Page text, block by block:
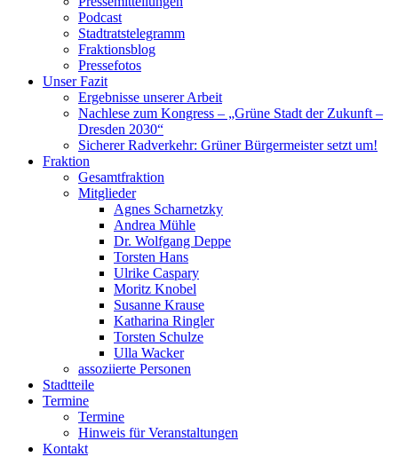
Podcast
Stadtratstelegramm
Fraktionsblog
Pressefotos
Unser Fazit
Ergebnisse unserer Arbeit
Nachlese zum Kongress – „Grüne Stadt der Zukunft –
Dresden 2030“
Sicherer Radverkehr: Grüner Bürgermeister setzt um!
Fraktion
Gesamtfraktion
Mitglieder
Agnes Scharnetzky
Andrea Mühle
Dr. Wolfgang Deppe
Torsten Hans
Ulrike Caspary
Moritz Knobel
Susanne Krause
Katharina Ringler
Torsten Schulze
Ulla Wacker
assoziierte Personen
Stadtteile
Termine
Termine
Hinweis für Veranstaltungen
Kontakt